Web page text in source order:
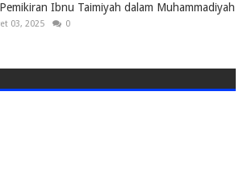
Ibnu Taimiyah dalam Muhammadiyah
03, 2025 0